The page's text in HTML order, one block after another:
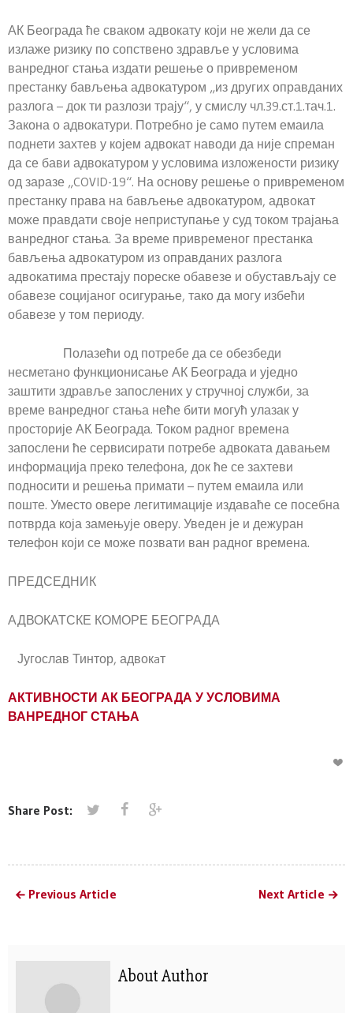
АК Београда ће сваком адвокату који не жели да се
излаже ризику по сопствено здравље у условима
ванредног стања издати решење о привременом
престанку бављења адвокатуром „из других оправданих
разлога – док ти разлози трају“, у смислу чл.39.ст.1.тач.1.
Закона о адвокатури. Потребно је само путем емаила
поднети захтев у којем адвокат наводи да није спреман
да се бави адвокатуром у условима изложености ризику
од заразе „COVID-19“. На основу решење о привременом
престанку права на бављење адвокатуром, адвокат
може правдати своје неприступање у суд током трајања
ванредног стања. За време привременог престанка
бављења адвокатуром из оправданих разлога
адвокатима престају пореске обавезе и обустављају се
обавезе социјаног осигурање, тако да могу избећи
обавезе у том периоду.
Полазећи од потребе да се обезбеди
несметано функционисање АК Београда и уједно
заштити здравље запослених у стручној служби, за
време ванредног стања неће бити могућ улазак у
просторије АК Београда. Током радног времена
запослени ће сервисирати потребе адвоката давањем
информација преко телефона, док ће се захтеви
подносити и решења примати – путем емаила или
поште. Уместо овере легитимације издаваће се посебна
потврда која замењује оверу. Уведен је и дежуран
телефон који се може позвати ван радног времена.
ПРЕДСЕДНИК
АДВОКАТСКЕ КОМОРЕ БЕОГРАДА
Југослав Тинтор, адвокaт
АКТИВНОСТИ АК БЕОГРАДА У УСЛОВИМА
ВАНРЕДНОГ СТАЊА
Share Post:
Previous Article Next Article
About Author